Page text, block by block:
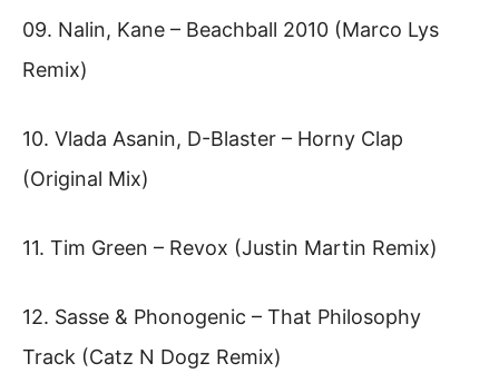
09. Nalin, Kane – Beachball 2010 (Marco Lys
Remix)
10. Vlada Asanin, D-Blaster – Horny Clap
(Original Mix)
11. Tim Green – Revox (Justin Martin Remix)
12. Sasse & Phonogenic – That Philosophy
Track (Catz N Dogz Remix)